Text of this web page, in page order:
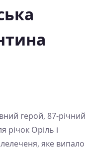
герой, 87-річний
річок Оріль і
яке випало